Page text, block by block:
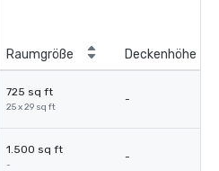
Raumgröße Deckenhöhe
725 sq ft
25 x 29 sq ft
-
1.500 sq ft
-
-